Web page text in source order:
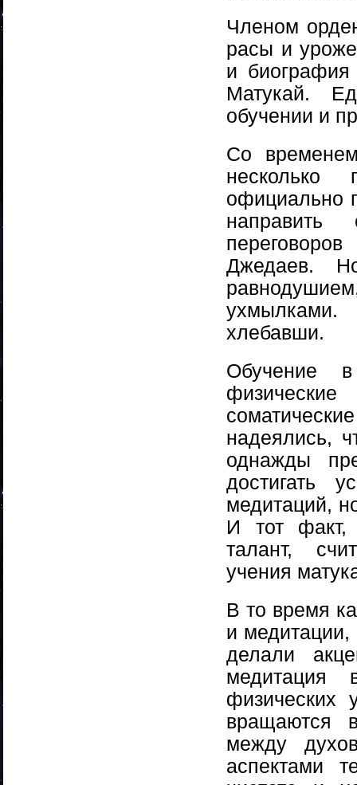
Членом
расы и
и
Матукай.
обучении и
Со
официально
направить
Джедаев.
ухмылками.
хлебавши.
Обучение
надеялись,
однажды
достигать
медитаций,
И тот факт,
талант,
учения
В то время
и
делали
медитация
физических
вращаются
между
аспектами